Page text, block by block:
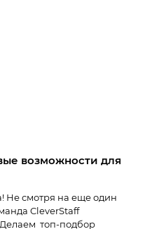
возможности для
Не смотря на еще один
CleverStaff
топ-подбор